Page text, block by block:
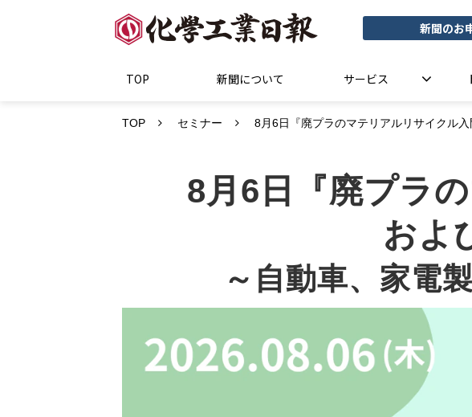
新聞のお
TOP 新聞について サービス
TOP セミナー 8月6日『廃プラのマテリアルリサイクル入
8月6日『廃プラ
およ
～自動車、家電